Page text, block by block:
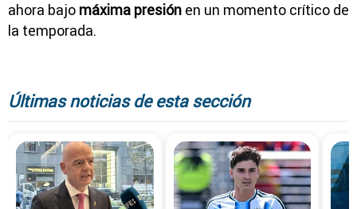
ahora bajo máxima presión en un momento crítico de
la temporada.
Últimas noticias de esta sección